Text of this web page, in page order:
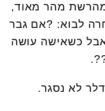
מהר מאוד,
לבוא: ?אם גבר
כשאישה עושה
לא נסגר.